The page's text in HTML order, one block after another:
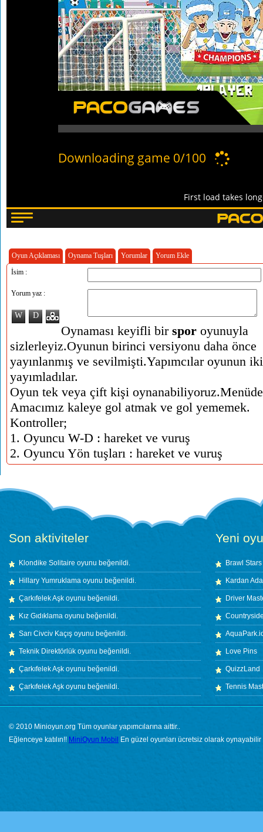
Oyun Açıklaması Oynama Tuşları Yorumlar
Yorum Ekle
İsim :
Yorum yaz :
W D
Oynaması keyifli bir spor oyunuyla
sizlerleyiz.Oyunun birinci versiyonu daha önce
yayınlanmış ve sevilmişti.Yapımcılar oyunun
yayımladılar.
Oyun tek veya çift kişi
Amacımız kaleye gol atmak ve gol yememek.
Kontroller;
1. Oyuncu W-D : hareket ve vuruş
2. Oyuncu Yön tuşları : hareket ve vuruş
Son aktiviteler
Klondike Solitaire oyunu beğenildi.
Hillary Yumruklama oyunu beğenildi.
Çarkıfelek Aşk oyunu beğenildi.
Kız Gıdıklama oyunu beğenildi.
Sarı Civciv Kaçış oyunu beğenildi.
Teknik Direktörlük oyunu beğenildi.
Çarkıfelek Aşk oyunu beğenildi.
Çarkıfelek Aşk oyunu beğenildi.
Yeni
Brawl Stars
Kardan
Driver
Love Pins
QuizzLand
Tennis
© 2010 Minioyun.org Tüm oyunlar yapımcılarına aittir..
Eğlenceye katılın!! MiniOyun Mobil En güzel oyunları ücretsiz olarak